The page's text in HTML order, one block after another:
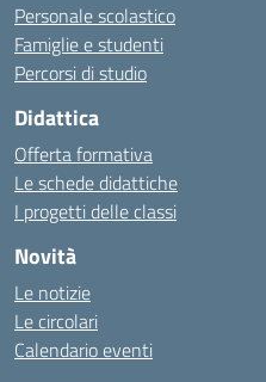
Personale scolastico
Famiglie e studenti
Percorsi di studio
Didattica
Offerta formativa
Le schede didattiche
I progetti delle classi
Novità
Le notizie
Le circolari
Calendario eventi